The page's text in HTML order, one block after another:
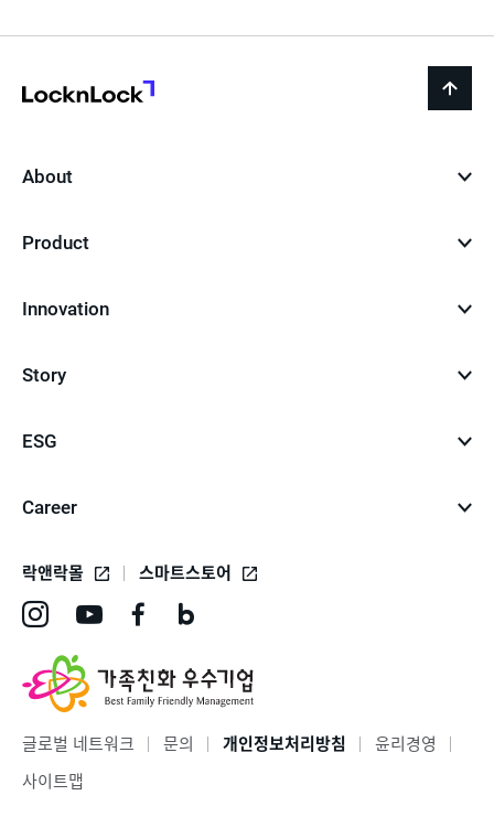
back
About
Product
Innovation
Story
ESG
Career
락앤락몰 스마트스토어
스
타
램
바
브
로
스
바
버
로
글로벌 네트워크 문의 개인정보처리방침
윤리경영
사이트맵